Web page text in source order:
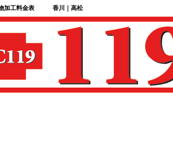
刷物加工料金表 香川｜高松